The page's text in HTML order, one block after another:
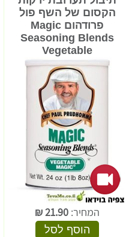
הקסום של השף פול
פרודהום Magic
Seasoning Blends
Vegetable
המחיר: 21.90
₪
הוסף לסל